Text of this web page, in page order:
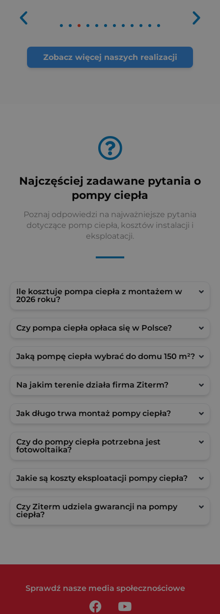
Zobacz więcej naszych realizacji
Najczęściej zadawane pytania o
pompy ciepła
Poznaj odpowiedzi na najważniejsze pytania
dotyczące pomp ciepła, kosztów instalacji i
eksploatacji.
Ile kosztuje pompa ciepła z montażem w
2026 roku?
Czy pompa ciepła opłaca się w Polsce?
Jaką pompę ciepła wybrać do domu 150 m²?
Na jakim terenie działa firma Ziterm?
Jak długo trwa montaż pompy ciepła?
Czy do pompy ciepła potrzebna jest
fotowoltaika?
Jakie są koszty eksploatacji pompy ciepła?
Czy Ziterm udziela gwarancji na pompy
ciepła?
Sprawdź nasze media społecznościowe
F
Y